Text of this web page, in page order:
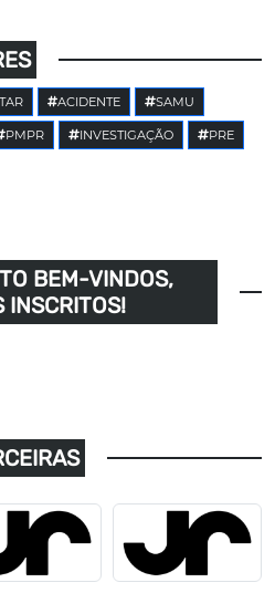
ACIDENTE SAMU
PMPR INVESTIGAÇÃO PRE
BEM-VINDOS,
INSCRITOS!